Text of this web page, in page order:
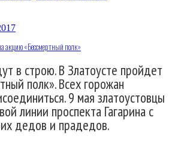
акцию «Бессмертный полк»
в строю. В Златоусте пройдет
полк». Всех горожан
9 мая златоустовцы
линии проспекта Гагарина с
дедов и прадедов.